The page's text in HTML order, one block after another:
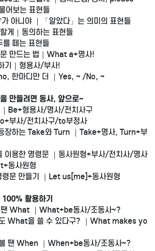
어보는 표현들
가 아니야 ｜「알았다」는 의미의 표현들
게｜동의하는 표현들
떼는 표현들
만드는 법｜What a+명사!
기｜형용사/부사!
한마디만 더 ｜Yes, ~ /No, ~
만들려면 동사, 앞으로~
Be+형용사/명사/전치사구
부사/전치사구/to부정사
장하는 Take와 Turn ｜Take+명사, Turn+부
이용한 명령문 ｜동사원형+부사/전치사/명사
동사원형
문 만들기 ｜Let us[me]+동사원형
활용하기
땐 What ｜What+be동사/조동사~?
도 What을 쓸 수 있다구? ｜What makes yo
볼 땐 When ｜When+be동사/조동사~?